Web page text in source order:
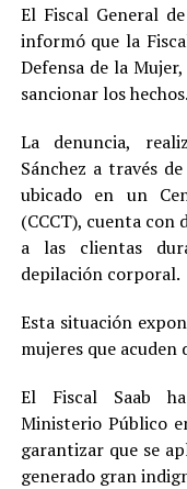
El Fiscal General
informó que la
Defensa de la
sancionar los hechos.
La denuncia,
Sánchez a través
ubicado en un
(CCCT), cuenta con
a las clientas
depilación corporal.
Esta situación
mujeres que
El Fiscal Saab
Ministerio Público
garantizar que se
generado gran